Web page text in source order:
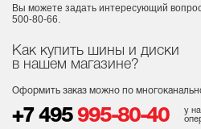
Как купить шины и диски
в нашем магазине?
Оформить заказ можно по
+7 495 995-80-40
у
Вы можете задать интересующий
500-80-66.